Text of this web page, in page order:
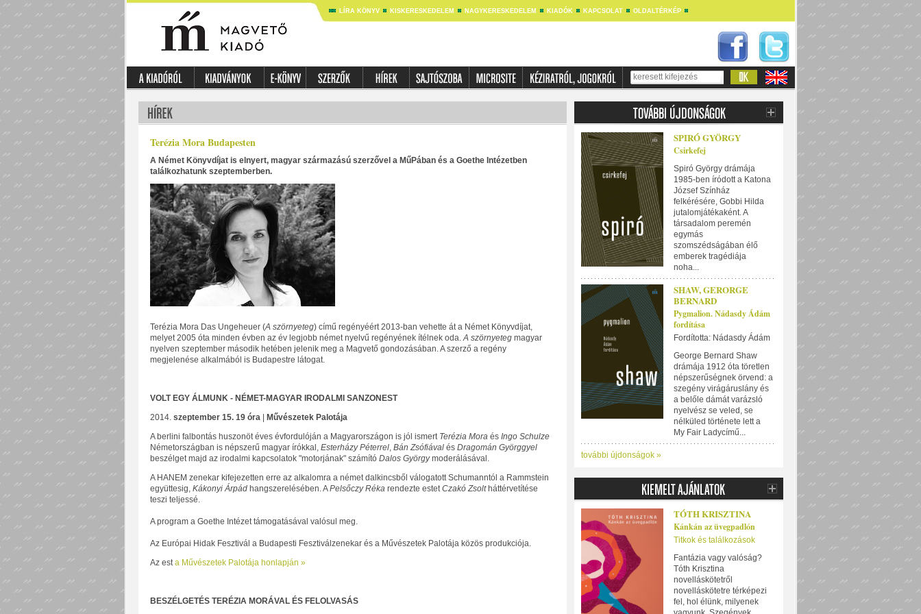
LÍRA KÖNYV KISKERESKEDELEM NAGYKERESKEDELEM KIADÓK KAPCSOLAT OLDALTÉRKÉP
Terézia Mora Budapesten
A Német Könyvdíjat is elnyert, magyar származású szerzővel a MűPában és a Goethe Intézetben
találkozhatunk szeptemberben.
Terézia Mora Das Ungeheuer (A szörnyeteg) című regényéért 2013-ban vehette át a Német Könyvdíjat,
melyet 2005 óta minden évben az év legjobb német nyelvű regényének ítélnek oda.A szörnyetegmagyar
nyelven szeptember második hetében jelenik meg a Magvető gondozásában. A szerző a regény
megjelenése alkalmából is Budapestre látogat.
VOLT EGY ÁLMUNK - NÉMET-MAGYAR IRODALMI SANZONEST
2014. szeptember 15. 19 óra|
Művészetek Palotája
A berlini falbontás huszonöt éves évfordulóján a Magyarországon is jól ismert Terézia Moraés Ingo Schulze
Németországban is népszerű magyar írókkal, Esterházy Péterrel, Bán Zsófiávalés Dragomán Györggyel
beszélget majd az irodalmi kapcsolatok "motorjának" számító Dalos Györgymoderálásával.
A HANEM zenekar kifejezetten erre az alkalomra a német dalkincsből válogatott Schumanntól a Rammstein
együttesig, Kákonyi Árpádhangszerelésében. APelsőczy Rékarendezte estetCzakó Zsoltháttérvetítése
teszi teljessé.
A program a Goethe Intézet támogatásával valósul meg.
Az Európai Hidak Fesztivál a Budapesti Fesztiválzenekar és a Művészetek Palotája közös produkciója.
Az esta Művészetek Palotája honlapján »
BESZÉLGETÉS TERÉZIA MORÁVAL ÉS FELOLVASÁS
SPIRÓ GYÖRGY
Csirkefej
Spiró György drámája
1985-ben íródott a Katona
József Színház
felkérésére, Gobbi Hilda
jutalomjátékaként. A
társadalom peremén
egymás
szomszédságában élő
emberek tragédiája
noha...
SHAW, GERORGE
BERNARD
Pygmalion. Nádasdy Ádám
fordítása
Fordította: Nádasdy Ádám
George Bernard Shaw
drámája 1912 óta töretlen
népszerűségnek örvend: a
szegény virágáruslány és
a belőle dámát varázsló
nyelvész se veled, se
nélküled története lett a
My Fair Ladycímű...
további újdonságok »
TÓTH KRISZTINA
Kánkán az üvegpadlón
Titkok és találkozások
Fantázia vagy valóság?
Tóth Krisztina
novelláskötetről
novelláskötetre térképezi
fel, hol élünk, milyenek